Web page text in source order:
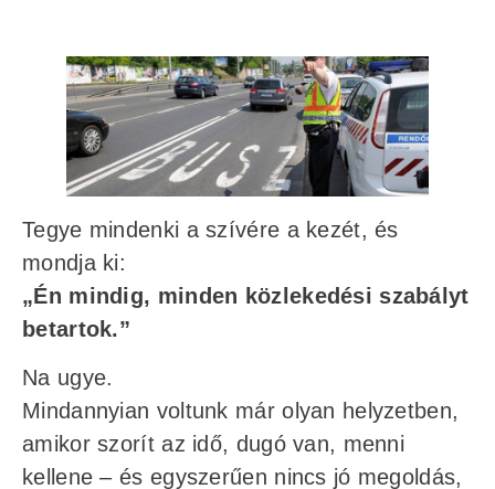
Tegye mindenki a szívére a kezét, és
mondja ki:
„Én mindig, minden közlekedési szabályt
betartok.”
Na ugye.
Mindannyian voltunk már olyan helyzetben,
amikor szorít az idő, dugó van, menni
kellene – és egyszerűen nincs jó megoldás,